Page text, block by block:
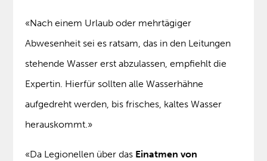
«Nach einem Urlaub oder mehrtägiger
Abwesenheit sei es ratsam, das in den Leitungen
stehende Wasser erst abzulassen, empfiehlt die
Expertin. Hierfür sollten alle Wasserhähne
aufgedreht werden, bis frisches, kaltes Wasser
herauskommt.»
«Da Legionellen über das Einatmen von